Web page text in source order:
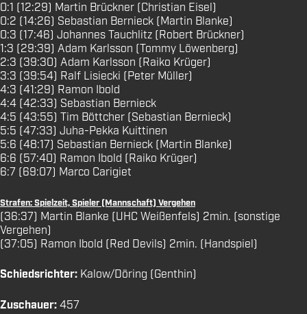
0:1 (12:29) Martin Brückner (Christian Eisel)
0:2 (14:26) Sebastian Bernieck (Martin Blanke)
0:3 (17:46) Johannes Tauchlitz (Robert Brückner)
1:3 (29:39) Adam Karlsson (Tommy Löwenberg)
2:3 (39:30) Adam Karlsson (Raiko Krüger)
3:3 (39:54) Ralf Lisiecki (Peter Müller)
4:3 (41:29) Ramon Ibold
4:4 (42:33) Sebastian Bernieck
4:5 (43:55) Tim Böttcher (Sebastian Bernieck)
5:5 (47:33) Juha-Pekka Kuittinen
5:6 (48:17) Sebastian Bernieck (Martin Blanke)
6:6 (57:40) Ramon Ibold (Raiko Krüger)
6:7 (69:07) Marco Carigiet
Strafen: Spielzeit, Spieler (Mannschaft) Vergehen
(36:37) Martin Blanke (UHC Weißenfels) 2min. (sonstige
Vergehen)
(37:05) Ramon Ibold (Red Devils) 2min. (Handspiel)
Schiedsrichter: Kalow/Döring (Genthin)
Zuschauer: 457